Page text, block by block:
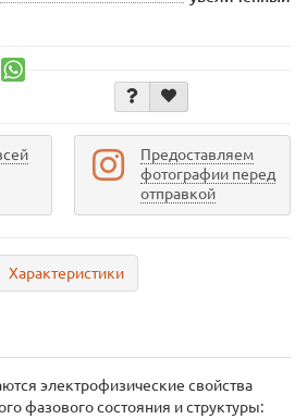
Предоставляем
фотографии перед
отправкой
Характеристики
электрофизические свойства
фазового состояния и структуры: